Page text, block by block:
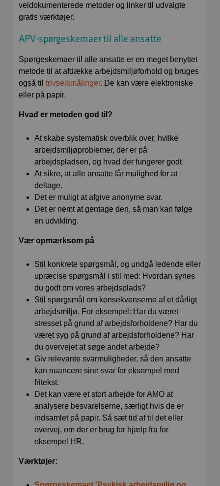
veldokumenterede metoder og linker til udvalgte
gratis værktøjer.
APV-spørgeskemaer til alle ansatte
Spørgeskemaer til alle ansatte er en meget benyttet
metode til at afdække arbejdsmiljøforhold og bruges
også til trivselsmålinger. De kan være elektroniske
eller på papir.
Hvad er metoden god til?
At skabe systematisk overblik over, hvilke
arbejdsmiljøproblemer, der er på
arbejdspladsen, og hvad der fungerer godt.
At sikre, at alle ansatte får mulighed for at
deltage.
Det er muligt at afgive anonyme svar.
Det er nemt at gentage den, så man kan følge
en udvikling.
Vær opmærksom på
Stil konkrete spørgsmål, og undgå ledende eller
upræcise spørgsmål i stil med: Hvordan synes
du godt om vores arbejdsplads?
Stil spørgsmål om konsekvenserne af et dårligt
arbejdsmiljø. For eksempel: Har du været
stresset på grund af arbejdsforholdene? Har du
været syg på grund af arbejdsforholdene? Har
du overvejet at søge andet arbejde?
Giv relevante svarmuligheder, så den ansatte
kan nuancere sine svar for eksempel med
fritekst.
Det kan være et stort arbejde for AMO at
analysere besvarelserne, særligt hvis de er
indsamlet på papir. Så sæt tid af til det eller
overvej, om der er brug for hjælp fra for
eksempel HR.
Værktøjer: